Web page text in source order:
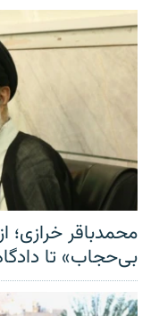
محمدباقر خرازی؛
بی‌حجاب» تا